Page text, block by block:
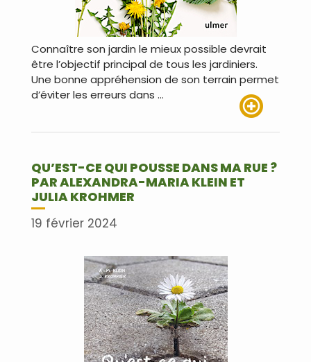
Connaître son jardin le mieux possible devrait
être l’objectif principal de tous les jardiniers.
Une bonne appréhension de son terrain permet
d’éviter les erreurs dans …
QU’EST-CE QUI POUSSE DANS MA RUE ?
PAR ALEXANDRA-MARIA KLEIN ET
JULIA KROHMER
19 février 2024